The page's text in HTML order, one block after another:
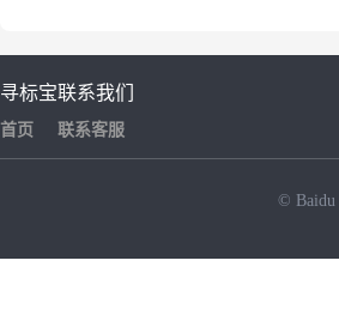
寻标宝
首页
联系我们
联系客服
© Baidu